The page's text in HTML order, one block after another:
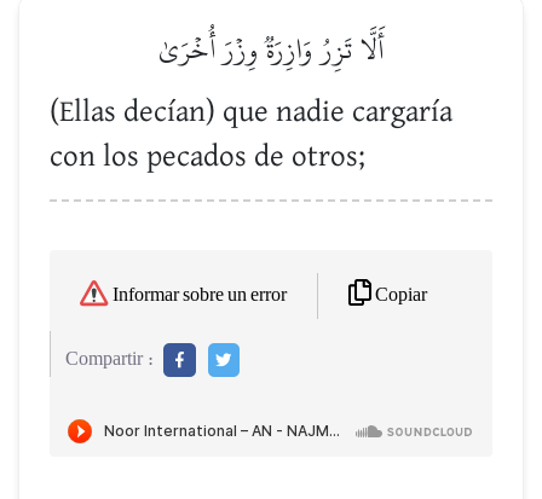
أَلَّا تَزِرُ وَازِرَةٞ وِزۡرَ أُخۡرَىٰ
(Ellas decían) que nadie cargaría
con los pecados de otros;
Informar sobre un error Copiar
Compartir :